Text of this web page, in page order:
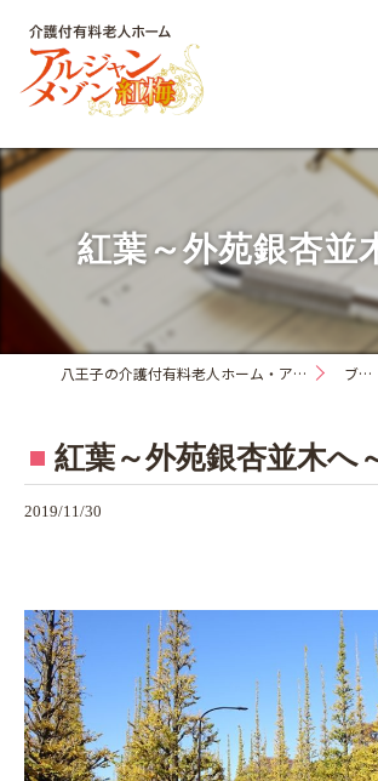
紅葉～外苑銀杏並
八王子の介護付有料老人ホーム・アルジャンメゾン紅梅 ブログ
紅葉～外苑銀杏並木へ
2019/11/30